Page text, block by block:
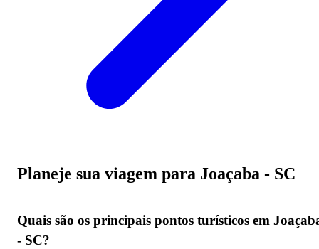
Planeje sua viagem para Joaçaba - SC
Quais são os principais pontos turísticos em
- SC?